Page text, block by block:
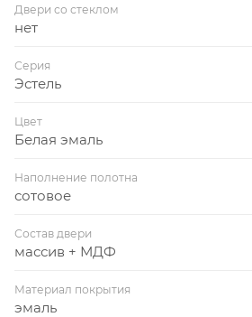
Двери со стеклом
нет
Серия
Эстель
Цвет
Белая эмаль
Наполнение полотна
сотовое
Состав двери
массив + МДФ
Материал покрытия
эмаль